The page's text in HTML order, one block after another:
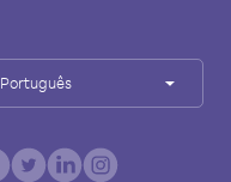
Português